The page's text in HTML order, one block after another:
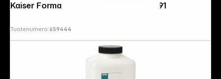
Kaiser Format Masks 24,5x36,5mm 4491
Tuotenumero:659444